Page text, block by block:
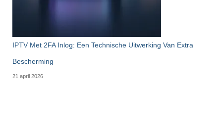
IPTV Met 2FA Inlog: Een Technische Uitwerking Van Extra
Bescherming
21 april 2026